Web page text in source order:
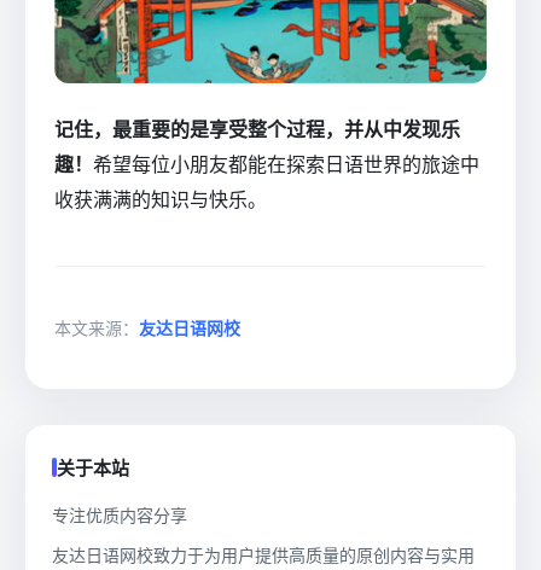
记住，最重要的是享受整个过程，并从中发现乐
趣！ 希望每位小朋友都能在探索日语世界的旅途中
收获满满的知识与快乐。
本文来源： 友达日语网校
关于本站
专注优质内容分享
友达日语网校致力于为用户提供高质量的原创内容与实用